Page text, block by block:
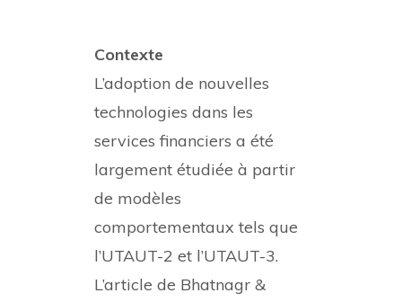
Contexte
L’adoption de nouvelles
technologies dans les
services financiers a été
largement étudiée à partir
de modèles
comportementaux tels que
l’UTAUT-2 et l’UTAUT-3.
L’article de Bhatnagr &